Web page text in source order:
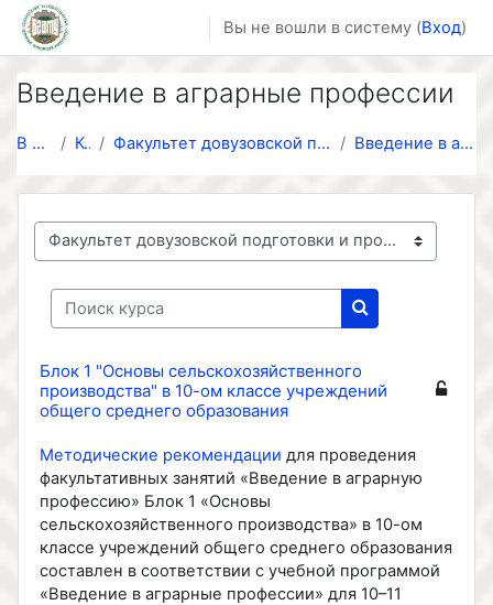
Перейти к основному содержанию
Вы не вошли в систему (Вход)
Введение в аграрные профессии
В начало Курсы Факультет довузовской подготовки и профессионально... Введение в аграрные профессии
Категории курсов
Поиск курса
Поиск курса
Блок 1 "Основы сельскохозяйственного
производства" в 10-ом классе учреждений
общего среднего образования
Методические рекомендации для проведения
факультативных занятий «Введение в аграрную
профессию» Блок 1 «Основы
сельскохозяйственного производства» в 10-ом
классе учреждений общего среднего образования
составлен в соответствии с учебной программой
«Введение в аграрные профессии» для 10–11